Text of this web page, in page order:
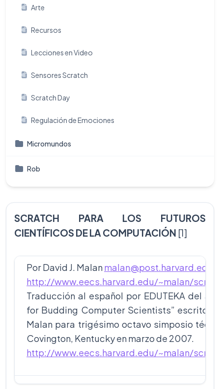
Arte
Recursos
Lecciones en Video
Sensores Scratch
Scratch Day
Regulación de Emociones
Micromundos
Rob
SCRATCH PARA LOS FUTUROS
CIENTÍFICOS DE LA COMPUTACIÓN [1]
Por David J. Malanmalan@post.harvard.edu
http://www.eecs.harvard.edu/~malan/
Traducción al español por EDUTEKA del
for Budding Computer Scientists” escrito
Malan para trigésimo octavo simposio
Covington, Kentucky en marzo de 2007.
http://www.eecs.harvard.edu/~malan/